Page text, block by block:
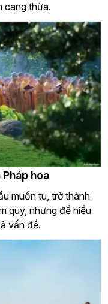
cang thừa.
hoa
muốn tu, trở thành
quy, nhưng để hiểu
vấn đề.